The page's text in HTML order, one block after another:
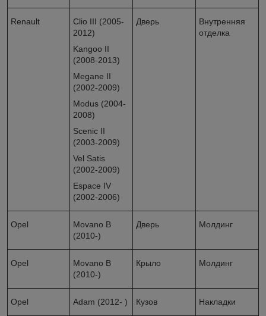
Renault
Clio III (2005-
2012)
Kangoo II
(2008-2013)
Megane II
(2002-2009)
Modus (2004-
2008)
Scenic II
(2003-2009)
Vel Satis
(2002-2009)
Espace IV
(2002-2006)
Дверь
Внутренняя
отделка
Opel
Movano B
(2010-)
Дверь Молдинг
Opel
Movano B
(2010-)
Крыло Молдинг
Opel Adam (2012- ) Кузов Накладки